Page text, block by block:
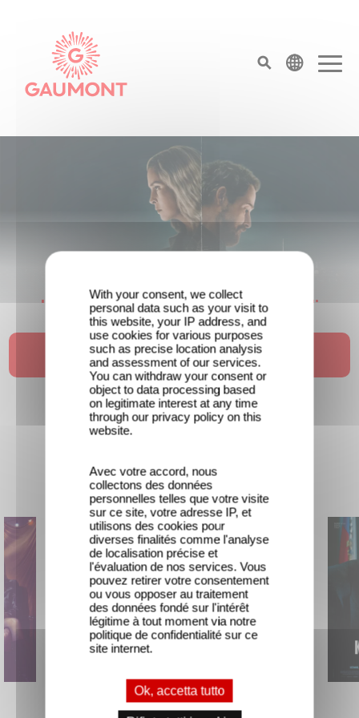
top menu
Unfamiliar è al n. 1 nella Top 10 di
Netflix delle serie non in lingua inglese!
Guarda il trailer
In cima
Traqués
Natale Senza
With your consent, we collect
personal data such as your visit to
this website, your IP address, and
use cookies for various purposes
such as precise location analysis
and assessment of our services.
You can withdraw your consent or
object to data processing based
on legitimate interest at any time
through our privacy policy on this
website.
Avec votre accord, nous
collectons des données
personnelles telles que votre visite
sur ce site, votre adresse IP, et
utilisons des cookies pour
diverses finalités comme l'analyse
de localisation précise et
l'évaluation de nos services. Vous
pouvez retirer votre consentement
ou vous opposer au traitement
des données fondé sur l'intérêt
légitime à tout moment via notre
politique de confidentialité sur ce
site internet.
Ok, accetta tutto